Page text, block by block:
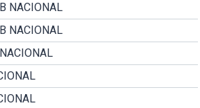
NACIONAL
NACIONAL